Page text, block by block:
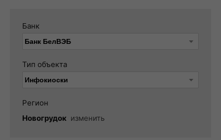
Банк
Тип объекта
Регион
Новогрудок изменить